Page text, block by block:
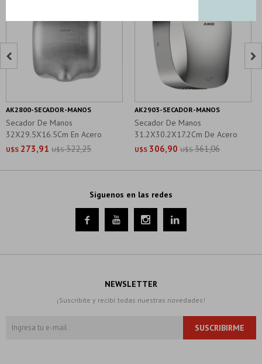
Secador De Manos
32X29.5X16.5Cm En Acero
Inoxidable 1400W
U$S 273,91 U$S 322,25
AK2800-SECADOR-MANOS
Secador De Manos
31.2X30.2X17.2Cm De Acero
Inoxidable 1400W
U$S 306,90 U$S 361,06
AK2903-SECADOR-MANOS
 
Síguenos en las redes
   
NEWSLETTER
¡Suscribite y recibí todas nuestras novedades!
SUSCRIBIRME